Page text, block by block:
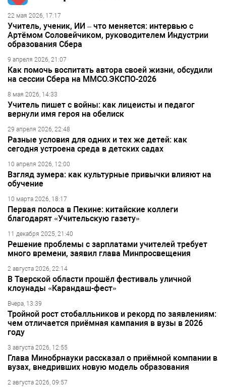
22 мая 2026, 17:17
Учитель, ученик, ИИ – что меняется: интервью с
Артёмом Соловейчиком, руководителем Индустрии
образования Сбера
9 апреля 2026, 21:07
Как помочь воспитать автора своей жизни, обсудили
на сессии Сбера на ММСО.ЭКСПО-2026
8 мая 2026, 14:33
Учитель пишет с войны: как лицеисты и педагог
вернули имя героя на обелиск
29 апреля 2026, 22:48
Разные условия для одних и тех же детей: как
сегодня устроена среда в детских садах
10 апреля 2026, 12:00
Взгляд зумера: как культурные привычки влияют на
обучение
10 марта 2026, 18:17
Первая полоса в Пекине: китайские коллеги
благодарят «Учительскую газету»
11 декабря 2025, 21:40
Решение проблемы с зарплатами учителей требует
много времени, заявил глава Минпросвещения
2 августа 2026, 22:14
В Тверской области прошёл фестиваль уличной
клоунады «Карандаш-фест»
Вчера, 13:39
Тройной рост стобалльников и рекорд по заявлениям:
чем отличается приёмная кампания в вузы в 2026
году
3 августа 2026, 12:55
Глава Минобрнауки рассказал о приёмной компании в
вузах, внедривших новую модель образования
2 августа 2026, 09:57